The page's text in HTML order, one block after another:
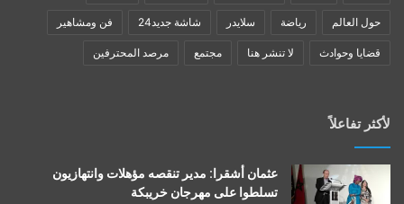
حول العالم رياضة سلايدر شاشة جديد24 فن ومشاهير
قضايا وحوادث لا تنشر هنا مجتمع مرصد المحترفين
لأكثر تفاعلاً
عثمان أشقرا: مدير تنقصه مؤهلات وانتهازيون
تسلطوا على مهرجان خريبكة